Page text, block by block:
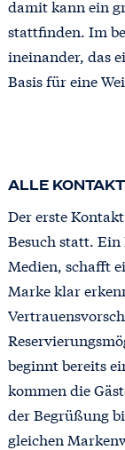
damit kann ein
stattfinden. Im
ineinander, das
Basis für eine
ALLE
Der erste
Besuch statt.
Medien, schafft
Marke klar
beginnt bereits
kommen die
der Begrüßung
gleichen